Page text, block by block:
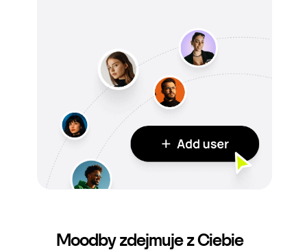
Moodby zdejmuje z Ciebie